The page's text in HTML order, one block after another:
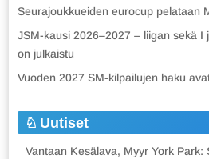
Seurajoukkueiden eurocup pelataan
JSM-kausi 2026–2027 – liigan sekä I
on julkaistu
Vuoden 2027 SM-kilpailujen haku
Uutiset
Vantaan Kesälava, Myyr York Park: